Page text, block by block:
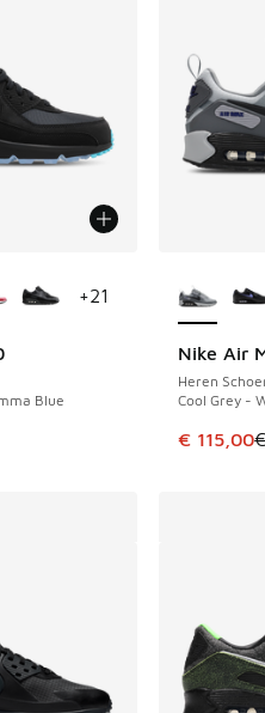
Blue
+21
Nike Air
Heren
Cool Grey -
Dit artikel
€ 115,00
BESPAAR